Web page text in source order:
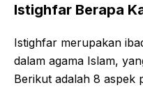
Istighfar Berapa
Istighfar merupakan
dalam agama Islam,
Berikut adalah 8 aspek